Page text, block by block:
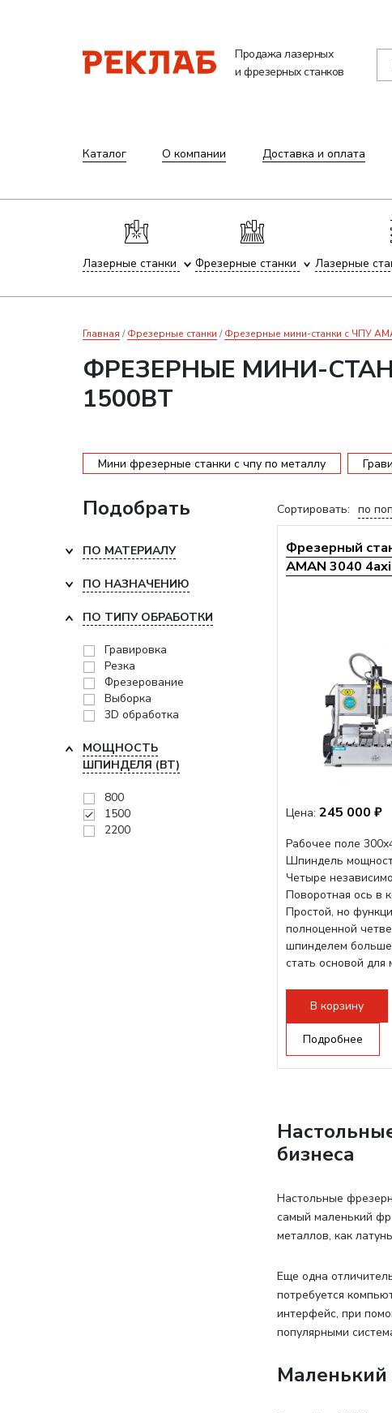
Продажа лазерных
и фрезерных станков
Каталог О компании Доставка и оплата
Лазерные станки Фрезерные станки Лазерные
Главная Фрезерные станки Фрезерные мини-станки с ЧПУ
ФРЕЗЕРНЫЕ МИНИ-
1500ВТ
Мини фрезерные станки с чпу по металлу
Сортировать: по
Фрезерный
AMAN 3040
Цена: 245 000 ₽
Рабочее поле
Шпиндель
Четыре
Поворотная ось в
Простой, но
полноценной
шпинделем
стать основой для
В корзину
Подробнее
бизнеса
Настольные
самый маленький
металлов, как
Еще одна
потребуется
интерфейс, при
популярными
Подобрать
ПО МАТЕРИАЛУ
ПО НАЗНАЧЕНИЮ
ПО ТИПУ ОБРАБОТКИ
Гравировка
Резка
Фрезерование
Выборка
3D обработка
МОЩНОСТЬ
ШПИНДЕЛЯ (ВТ)
800
1500
2200